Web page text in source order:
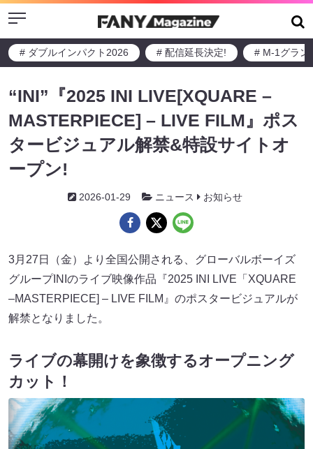
Menu
# ダブルインパクト2026 # 配信延長決定! # M-1グラン
“INI”『2025 INI LIVE[XQUARE –
MASTERPIECE] – LIVE FILM』ポス
タービジュアル解禁&特設サイトオ
ープン!
2026-01-29 ニュース お知らせ
3月27日（金）より全国公開される、グローバルボーイズ
グループINIのライブ映像作品『2025 INI LIVE「XQUARE
–MASTERPIECE] – LIVE FILM』のポスタービジュアルが
解禁となりました。
ライブの幕開けを象徴するオープニング
カット！